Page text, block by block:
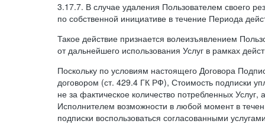
3.17.7. В случае удаления Пользователем своего
по собственной инициативе в течение Периода
Такое действие признается волеизъявлением
от дальнейшего использования Услуг в рамках
Поскольку по условиям настоящего Договора
договором (ст. 429.4 ГК РФ), Стоимость подписки
не за фактическое количество потребленных Услуг,
Исполнителем возможности в любой момент в
подписки воспользоваться согласованными